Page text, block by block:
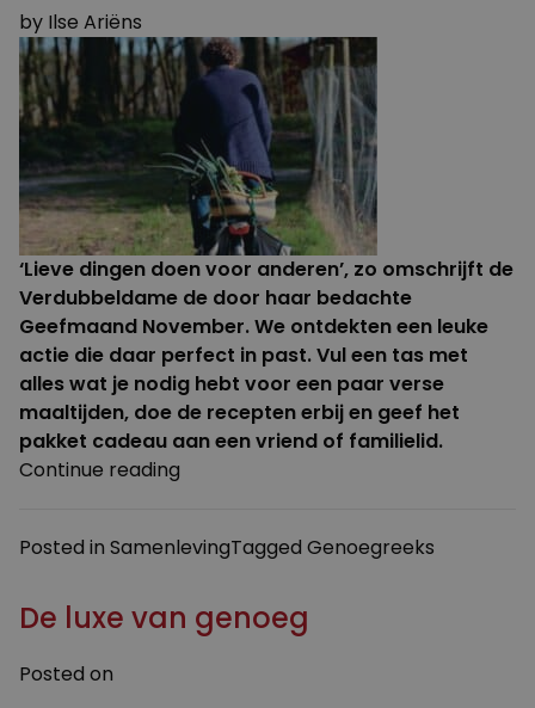
by Ilse Ariëns
‘Lieve dingen doen voor anderen’, zo omschrijft de
Verdubbeldame de door haar bedachte
Geefmaand November. We ontdekten een leuke
actie die daar perfect in past. Vul een tas met
alles wat je nodig hebt voor een paar verse
maaltijden, doe de recepten erbij en geef het
pakket cadeau aan een vriend of familielid.
Continue reading
maaltijdbox”
Posted in SamenlevingTagged Genoegreeks
De luxe van genoeg
Posted on